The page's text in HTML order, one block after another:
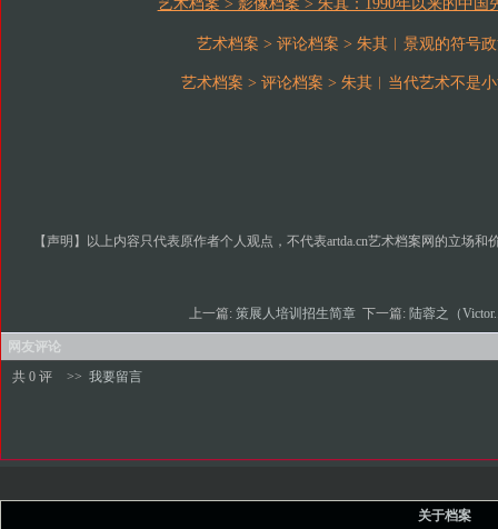
艺术档案 > 影像档案 > 朱其：1990年以来的中国
艺术档案 > 评论档案 > 朱其︱景观的符号
艺术档案 > 评论档案 > 朱其︱当代艺术不是
【声明】以上内容只代表原作者个人观点，不代表artda.cn艺术档案网的立场和
上一篇:策展人培训招生简章 下一篇:陆蓉之（
网友评论
共 0 评
>> 我要留言
关于档案